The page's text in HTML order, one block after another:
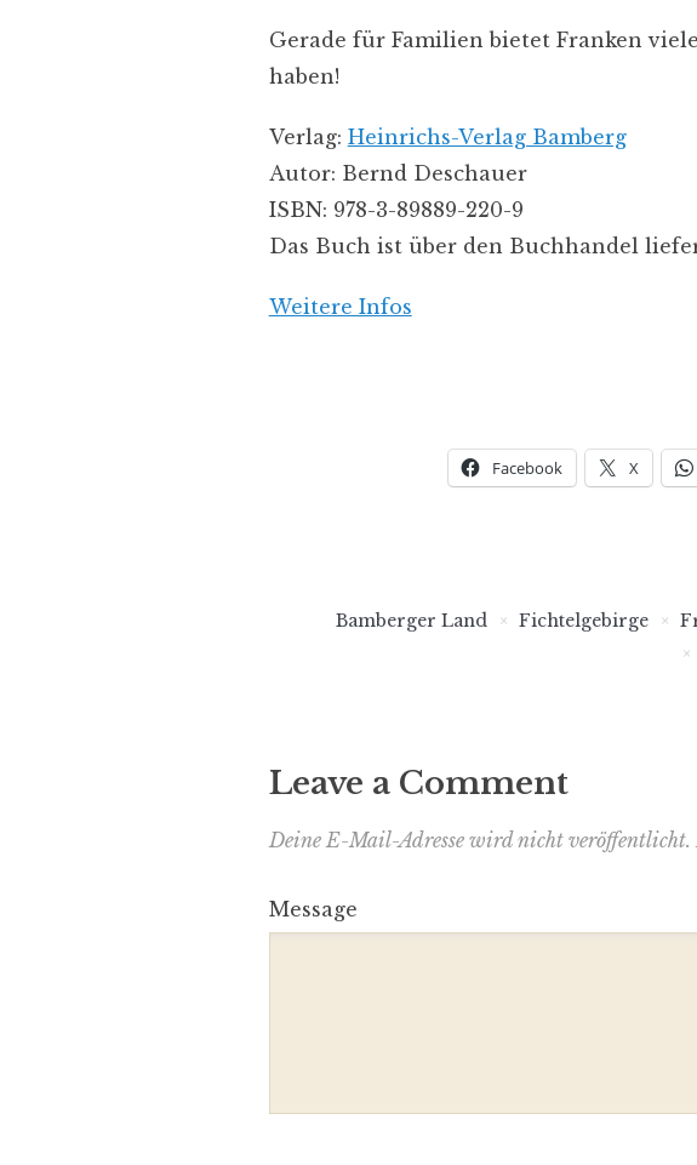
Gerade für Familien bietet Franken
haben!
Verlag: Heinrichs-Verlag Bamberg
Autor: Bernd Deschauer
ISBN: 978-3-89889-220-9
Das Buch ist über den Buchhandel
Weitere Infos
Facebook X
Bamberger Land Fichtelgebirge
Leave a Comment
Deine E-Mail-Adresse wird nicht veröffentlicht.
Message